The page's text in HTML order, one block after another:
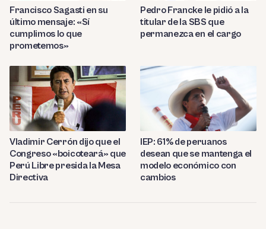
Francisco Sagasti en su
último mensaje: «Sí
cumplimos lo que
prometemos»
Pedro Francke le pidió a la
titular de la SBS que
permanezca en el cargo
Vladimir Cerrón dijo que el
Congreso «boicoteará» que
Perú Libre presida la Mesa
Directiva
IEP: 61% de peruanos
desean que se mantenga el
modelo económico con
cambios